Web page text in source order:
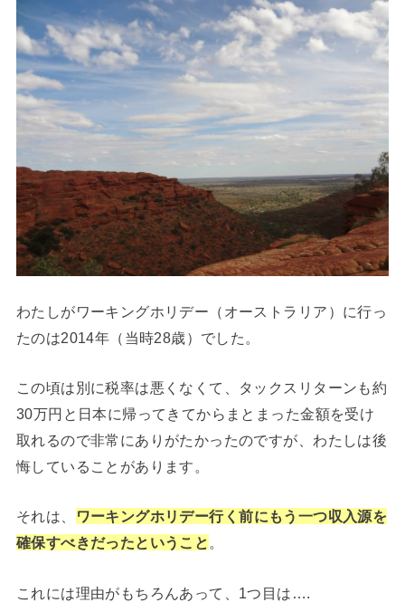
わたしがワーキングホリデー（オーストラリア）に行っ
たのは2014年（当時28歳）でした。
この頃は別に税率は悪くなくて、タックスリターンも約
30万円と日本に帰ってきてからまとまった金額を受け
取れるので非常にありがたかったのですが、わたしは後
悔していることがあります。
それは、
ワーキングホリデー行く前にもう一つ収入源を
確保すべきだったということ 。
これには理由がもちろんあって、1つ目は….